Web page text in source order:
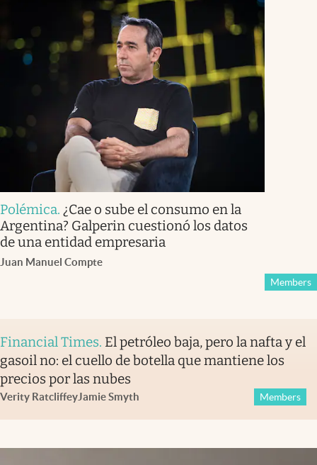
Polémica. ¿Cae o sube el consumo en la
Argentina? Galperin cuestionó los datos
de una entidad empresaria
Juan Manuel Compte
Members
Financial Times. El petróleo baja, pero la nafta y el
gasoil no: el cuello de botella que mantiene los
precios por las nubes
Verity RatcliffeyJamie Smyth Members